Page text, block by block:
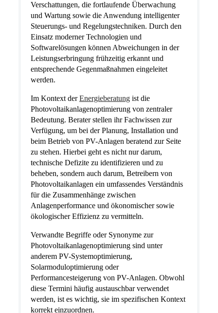
Verschattungen, die fortlaufende Überwachung
und Wartung sowie die Anwendung intelligenter
Steuerungs- und Regelungstechniken. Durch den
Einsatz moderner Technologien und
Softwarelösungen können Abweichungen in der
Leistungserbringung frühzeitig erkannt und
entsprechende Gegenmaßnahmen eingeleitet
werden.
Im Kontext derEnergieberatung ist die
Photovoltaikanlagenoptimierung von zentraler
Bedeutung. Berater stellen ihr Fachwissen zur
Verfügung, um bei der Planung, Installation und
beim Betrieb von PV-Anlagen beratend zur Seite
zu stehen. Hierbei geht es nicht nur darum,
technische Defizite zu identifizieren und zu
beheben, sondern auch darum, Betreibern von
Photovoltaikanlagen ein umfassendes Verständnis
für die Zusammenhänge zwischen
Anlagenperformance und ökonomischer sowie
ökologischer Effizienz zu vermitteln.
Verwandte Begriffe oder Synonyme zur
Photovoltaikanlagenoptimierung sind unter
anderem PV-Systemoptimierung,
Solarmoduloptimierung oder
Performancesteigerung von PV-Anlagen. Obwohl
diese Termini häufig austauschbar verwendet
werden, ist es wichtig, sie im spezifischen Kontext
korrekt einzuordnen.